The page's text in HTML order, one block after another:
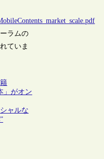
ラムの
ていま
」がオン
ャルな